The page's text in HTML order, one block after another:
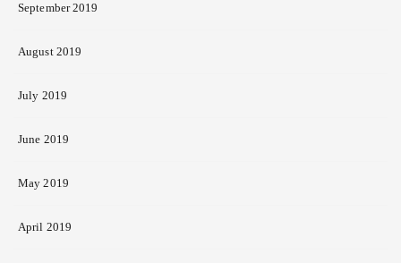
September 2019
August 2019
July 2019
June 2019
May 2019
April 2019